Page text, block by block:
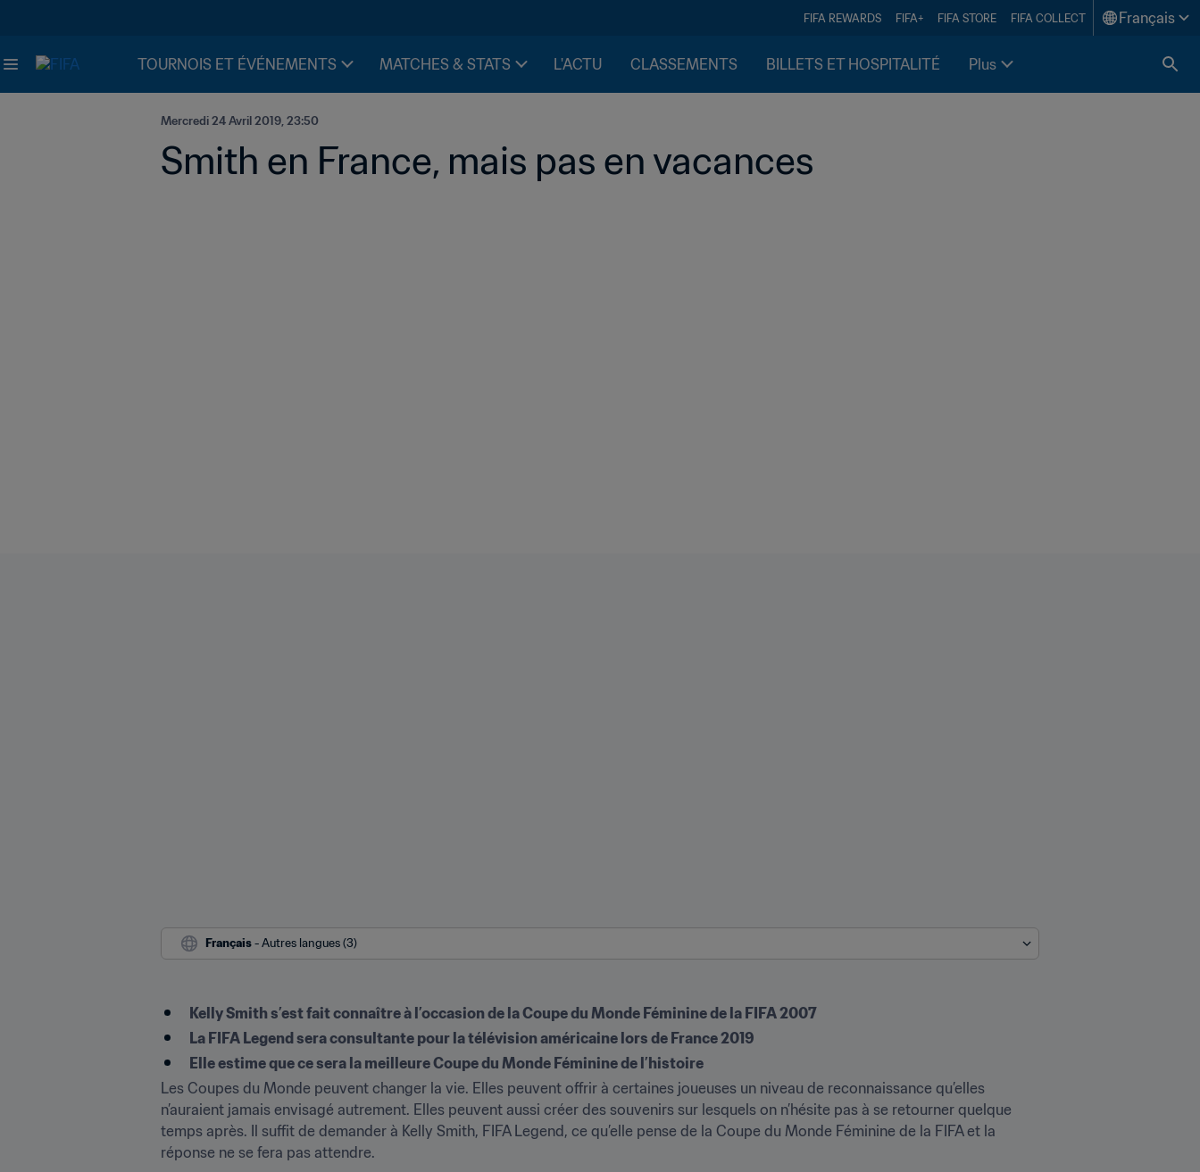
FIFA REWARDS FIFA+ FIFA STORE FIFA COLLECT Français
TOURNOIS ET ÉVÉNEMENTS MATCHES & STATS L'ACTU CLASSEMENTS BILLETS ET HOSPITALITÉ Plus
Mercredi 24 Avril 2019, 23:50
Smith en France, mais pas en vacances
Français - Autres langues (3)
Kelly Smith s’est fait connaître à l’occasion de la Coupe du Monde Féminine de la FIFA 2007
La FIFA Legend sera consultante pour la télévision américaine lors de France 2019
Elle estime que ce sera la meilleure Coupe du Monde Féminine de l’histoire
Les Coupes du Monde peuvent changer la vie. Elles peuvent offrir à certaines joueuses un niveau de reconnaissance qu’elles
n’auraient jamais envisagé autrement. Elles peuvent aussi créer des souvenirs sur lesquels on n’hésite pas à se retourner quelque
temps après. Il suffit de demander à Kelly Smith, FIFA Legend, ce qu’elle pense de la Coupe du Monde Féminine de la FIFA et la
réponse ne se fera pas attendre.